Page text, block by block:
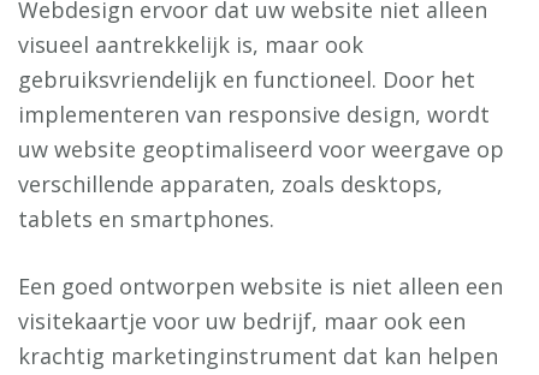
Webdesign ervoor dat uw website niet alleen
visueel aantrekkelijk is, maar ook
gebruiksvriendelijk en functioneel. Door het
implementeren van responsive design, wordt
uw website geoptimaliseerd voor weergave op
verschillende apparaten, zoals desktops,
tablets en smartphones.
Een goed ontworpen website is niet alleen een
visitekaartje voor uw bedrijf, maar ook een
krachtig marketinginstrument dat kan helpen